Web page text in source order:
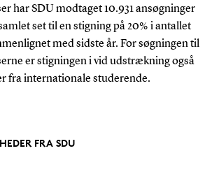
har SDU modtaget 10.931 ansøgninger
set til en stigning på 20% i antallet
med sidste år. For søgningen til
er stigningen i vid udstrækning også
fra internationale studerende.
FRA SDU